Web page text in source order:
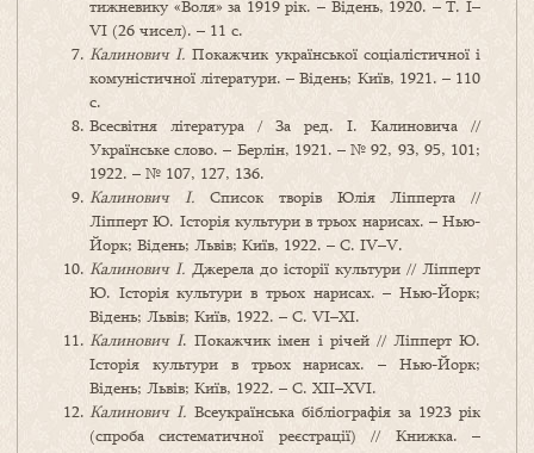
тижневику «Воля» за 1919 рік. – Відень, 1920. – Т. I–
VI (26 чисел). – 11 с.
Калинович I. Покажчик української соціалістичної і
комуністичної літератури. – Відень; Київ, 1921. – 110
с.
Всесвітня література / За ред. І. Калиновича //
Україн­ське слово. – Берлін, 1921. – № 92, 93, 95, 101;
1922. – № 107, 127, 136.
Калинович I. Список творів Юлія Ліпперта //
Ліпперт Ю. Історія культури в трьох нарисах. – Нью-
Йорк; Відень; Львів; Київ, 1922. – С. IV–V.
Калинович I. Джерела до історії культури // Ліпперт
Ю. Історія культури в трьох нарисах. – Нью-Йорк;
Відень; Львів; Київ, 1922. – С. VI–XI.
Калинович I. Покажчик імен і річей // Ліпперт Ю.
Історія культури в трьох нарисах. – Нью-Йорк;
Відень; Львів; Київ, 1922. – С. XII–XVI.
Калинович I. Всеукраїнська бібліографія за 1923 рік
(спроба систематичної реєстрації) // Книжка. –